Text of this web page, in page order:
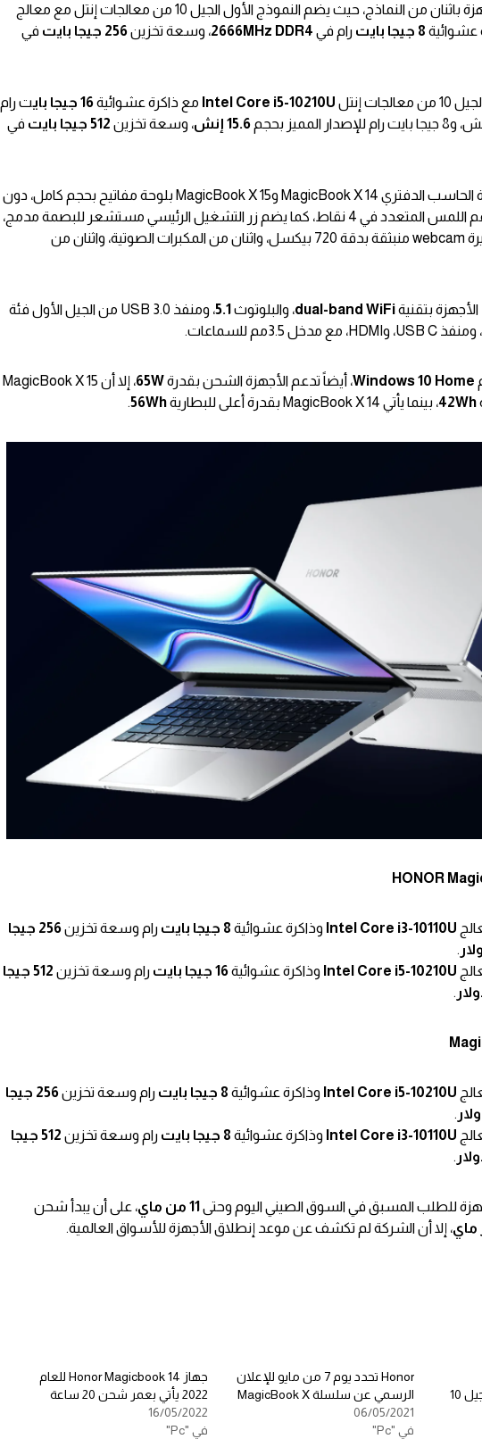
عشوائية 8 جيجا بايت رام في 2666MHz DDR4، وسعة تخزين256 جيجا بايت
في
إنتل Intel Core i5-10210U مع ذاكرة عشوائية
ت رام
، وسعة تخزين
في
ولوحة تتبع تدعم اللمس المتعدد في 4 نقاط، كما يضم زر التشغيل الرئيسي مستشعر للبصمة مدمج،
أيضاً تتضمن الأجهزة كاميرة webcam منبثقة بدقة 720 بيكسل، واثنان من المكبرات الصوتية، واثنان من
dual-band WiFi، والبلوتوث 5.1
، ومنفذ USB 3.0 من الجيل الأول فئة
Windows 10 Home، أيضاً تدعم الأجهزة الشحن بقدرة65W
، إلا أن MagicBook X 15
42Wh، بينما يأتي MagicBook X 14 بقدرة أعلى للبطارية 56Wh
.
Intel Core i3-10110U وذاكرة عشوائية رام وسعة تخزين
256 جيجا
.
Intel Core i5-10210U وذاكرة عشوائية رام وسعة تخزين
512 جيجا
.
Intel Core i5-10210U وذاكرة عشوائية 8 جيجا بايت رام وسعة تخزين
256 جيجا
.
Intel Core i3-10110U وذاكرة عشوائية 8 جيجا بايت رام وسعة تخزين
512 جيجا
.
للطلب المسبق في السوق الصيني اليوم وحتى
، على أن يبدأ شحن
، إلا أن الشركة لم تكشف عن موعد إنطلاق الأجهزة للأسواق العالمية.
MagicBook X 14 و X 15 بالجيل 10
Honor تحدد يوم 7 من مايو للإعلان
الرسمي عن سلسلة MagicBook X
06/05/2021
في "Pc"
جهاز Honor Magicbook 14 للعام
2022 يأتي بعمر شحن 20 ساعة
16/05/2022
في "Pc"